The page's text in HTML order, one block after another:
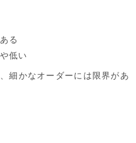
る
低い
細かなオーダーには限界があ